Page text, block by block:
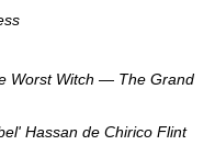
Worst Witch — The Grand
Hassan de Chirico Flint